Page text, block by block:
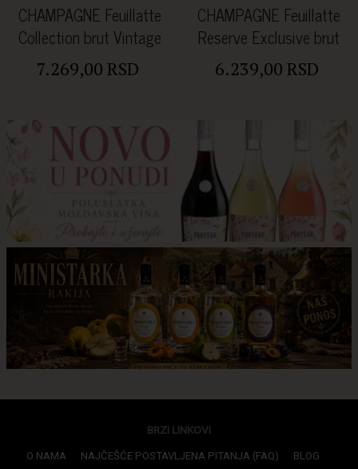
CHAMPAGNE Feuillatte
Collection brut Vintage
2015 0.75l Alc.12%vol.
7.269,00 RSD
CHAMPAGNE Feuillatte
Reserve Exclusive brut
0.75l Alc.12%vol.
6.239,00 RSD
BRZI LINKOVI
O NAMA NAJČEŠĆE POSTAVLJENA PITANJA (FAQ)
BLOG